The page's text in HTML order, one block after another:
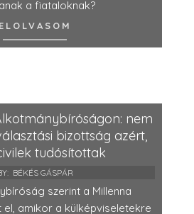
a fiataloknak?
ELOLVASOM
nem
bizottság azért,
tudósítottak
BÉKÉS GÁSPÁR
szerint a Millenna
amikor a külképviseletekre